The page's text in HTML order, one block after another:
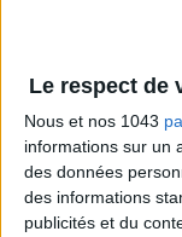
Le respect de
Nous et nos 1043
informations sur un
des données
des informations
publicités et du